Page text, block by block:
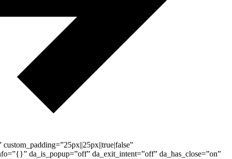
da_is_popup=”off” da_exit_intent=”off” da_has_close=”on”